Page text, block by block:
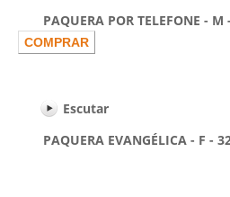
PAQUERA POR TELEFONE - M
Escutar
PAQUERA EVANGÉLICA - F -